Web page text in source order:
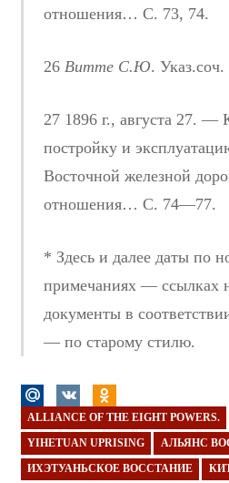
отношения… С. 73, 74.
26 Витте С.Ю.
27 1896 г., августа 27. —
постройку и
Восточной железной
отношения… С. 74—77.
* Здесь и далее даты по
примечаниях — ссылках
документы в
— по старому стилю.
ALLIANCE OF THE EIGHT POWERS.
YIHETUAN UPRISING АЛЬЯНС
ИХЭТУАНЬСКОЕ ВОССТАНИЕ